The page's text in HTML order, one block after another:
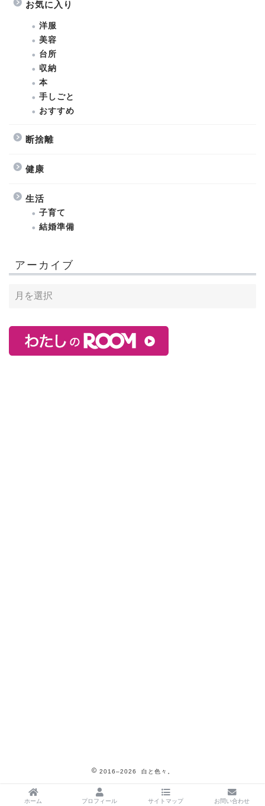
お気に入り
洋服
美容
台所
収納
本
手しごと
おすすめ
断捨離
健康
生活
子育て
結婚準備
アーカイブ
2016–2026 白と色々。
ホーム プロフィール サイトマップ お問い合わせ